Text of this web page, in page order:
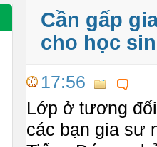
Cần gấp
cho học
17:56
Lớp ở tương
các bạn gia sư